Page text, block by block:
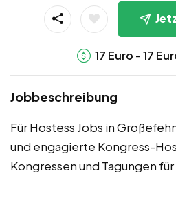
17 Euro -17
Jobbeschreibung
Für Hostess Jobs in
und engagierte Kongress-
Kongressen und Tagungen